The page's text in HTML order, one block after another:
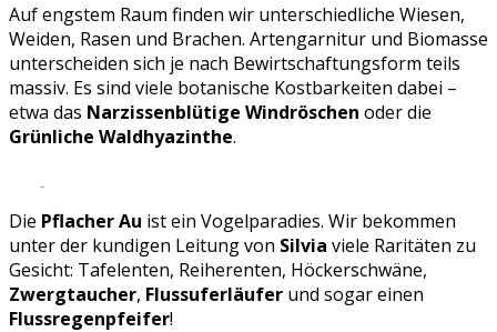
Auf engstem Raum finden wir unterschiedliche Wiesen,
Weiden, Rasen und Brachen. Artengarnitur und Biomasse
unterscheiden sich je nach Bewirtschaftungsform teils
massiv. Es sind viele botanische Kostbarkeiten dabei –
etwa das Narzissenblütige Windröschen oder die
Grünliche Waldhyazinthe.
Die Pflacher Au ist ein Vogelparadies. Wir bekommen
unter der kundigen Leitung von Silvia viele Raritäten zu
Gesicht: Tafelenten, Reiherenten, Höckerschwäne,
Zwergtaucher, Flussuferläufer und sogar einen
Flussregenpfeifer!